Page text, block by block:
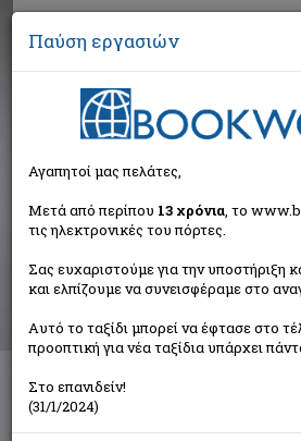
Αναζήτηση
Αποτελέσματα
Συγγραφέας: Αρναούτογλου
Ταξινόμηση ανά:
Flamen Pugnax
Παύση εργασιών
Αγαπητοί μας πελάτες,
Μετά από περίπου 13 χρόνια, το
τις ηλεκτρονικές του πόρτες.
Σας ευχαριστούμε για την υποστήριξη
και ελπίζουμε να συνεισφέραμε στο
Αυτό το ταξίδι μπορεί να έφτασε στο
προοπτική για νέα ταξίδια υπάρχει
Στο επανιδείν!
(31/1/2024)